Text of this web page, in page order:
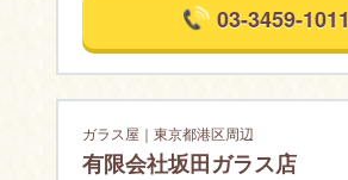
03-3459-1011
ガラス屋｜東京都港区周辺
有限会社坂田ガラス店